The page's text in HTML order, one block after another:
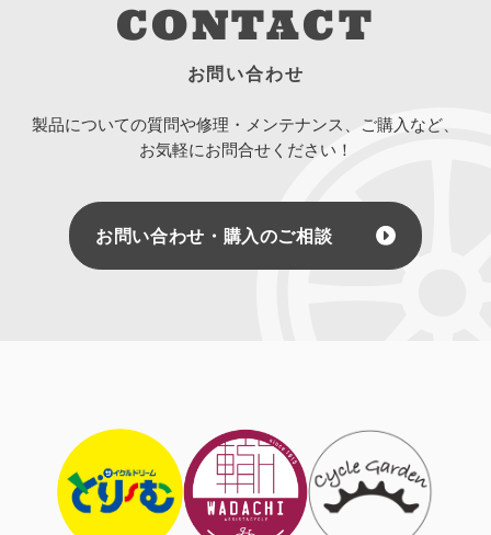
CONTACT
お問い合わせ
製品についての質問や修理・メンテナンス、ご購入など、
お気軽にお問合せください！
お問い合わせ・購入のご相談